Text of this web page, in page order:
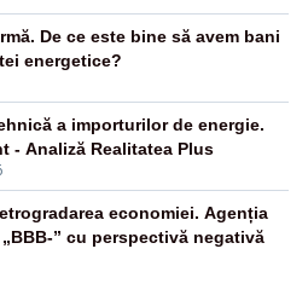
De ce este bine să avem bani
energetice?
a importurilor de energie.
- Analiză Realitatea Plus
economiei. Agenția
” cu perspectivă negativă